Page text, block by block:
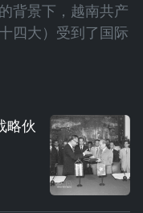
背景下，越南共产
四大）受到了国际
略伙